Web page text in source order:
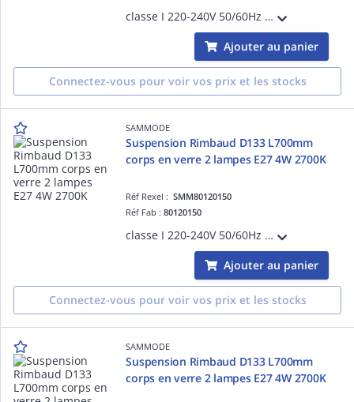
classe I 220-240V 50/60Hz Ta 30°C IP66/IP68/IP69K IK07 garantie 5 ans bandeaux à grenouillère inox marine 316L équipé de 3m de câble 3G1,5 2 grilles brise-flux inox réflecteur Brass
Ajouter au panier
Connectez-vous pour voir vos prix et les stocks
SAMMODE
Suspension Rimbaud D133 L700mm
corps en verre 2 lampes E27 4W 2700K
Réf Rexel :SMM80120150
Réf Fab :80120150
classe I 220-240V 50/60Hz Ta 30°C IP66/IP68/IP69K IK07 garantie 5 ans bandeaux à grenouillère inox marine 316L équipé de 3m de câble 3G1,5 2 grilles brise-flux inox réflecteur Petrol
Ajouter au panier
Connectez-vous pour voir vos prix et les stocks
SAMMODE
Suspension Rimbaud D133 L700mm
corps en verre 2 lampes E27 4W 2700K